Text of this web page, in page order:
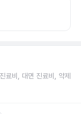
료비, 대면 진료비, 약제